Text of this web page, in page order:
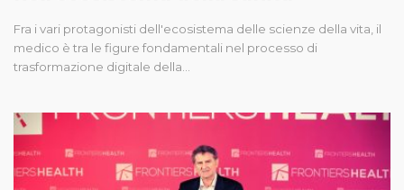
Fra i vari protagonisti dell'ecosistema delle scienze della vita, il
medico è tra le figure fondamentali nel processo di
trasformazione digitale della…